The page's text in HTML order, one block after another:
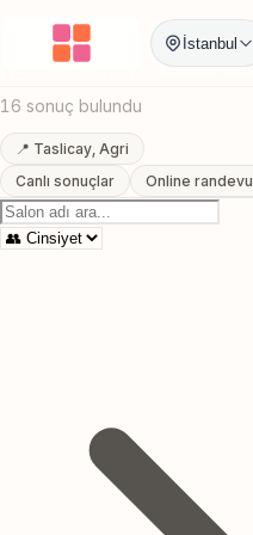
İstanbul
Anasayfa / Agri Taslicay
Taslicay, Agri Cocuk
16 sonuç bulundu
📍 Taslicay, Agri
Canlı sonuçlar
Online randevu